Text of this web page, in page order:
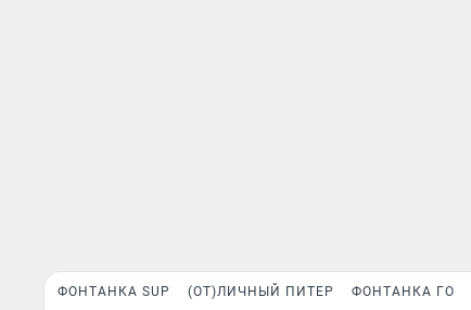
ФОНТАНКА SUP (ОТ)ЛИЧНЫЙ ПИТЕР ФОНТАНКА ГО